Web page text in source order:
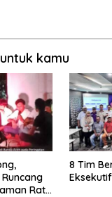
kamu
Ratu
8 Tim